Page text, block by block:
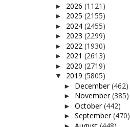
► 2026 (1121)
► 2025 (2155)
► 2024 (2455)
► 2023 (2299)
► 2022 (1930)
► 2021 (2613)
► 2020 (2719)
▼ 2019 (5805)
► December(462)
► November(385)
► October(442)
► September(470)